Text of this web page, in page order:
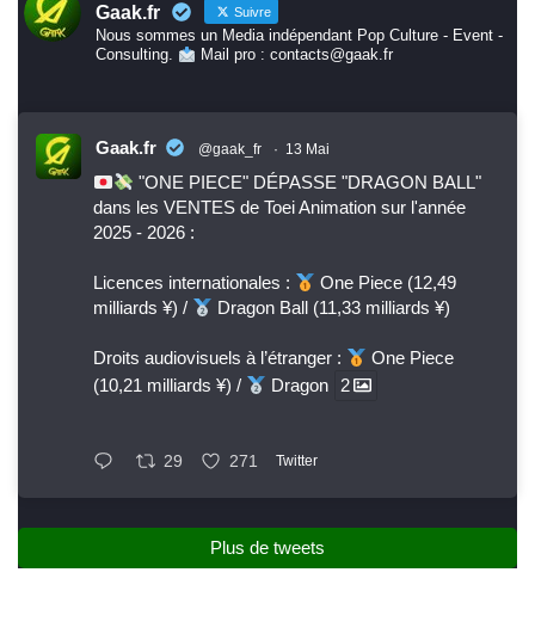
Gaak.fr Suivre
Nous sommes un Media indépendant Pop Culture - Event -
Consulting.
Mail pro : contacts@gaak.fr
Gaak.fr @gaak_fr · 13 Mai
"ONE PIECE" DÉPASSE "DRAGON BALL"
dans les VENTES de Toei Animation sur l'année
2025 - 2026 :
Licences internationales :
One Piece (12,49
milliards ¥) /
Dragon Ball (11,33 milliards ¥)
Droits audiovisuels à l’étranger :
One Piece
(10,21 milliards ¥) /
Dragon 2
29 271 Twitter
Plus de tweets